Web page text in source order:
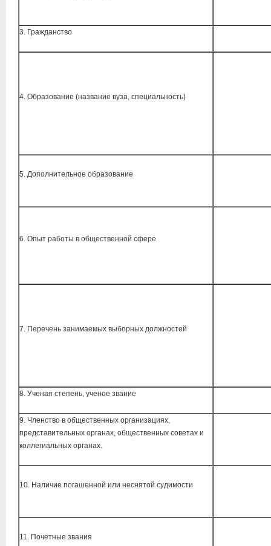
3. Гражданство
4. Образование (название вуза, специальность)
5. Дополнительное образование
6. Опыт работы в общественной сфере
7. Перечень занимаемых выборных должностей
8. Ученая степень, ученое звание
9. Членство в общественных организациях,
представительных органах, общественных советах и
коллегиальных органах.
10. Наличие погашенной или неснятой судимости
11. Почетные звания